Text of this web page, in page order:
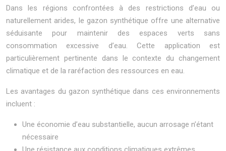
Dans les régions confrontées à des restrictions d’eau ou
naturellement arides, le gazon synthétique offre une alternative
séduisante pour maintenir des espaces verts sans
consommation excessive d’eau. Cette application est
particulièrement pertinente dans le contexte du changement
climatique et de la raréfaction des ressources en eau.
Les avantages du gazon synthétique dans ces environnements
incluent :
Une économie d’eau substantielle, aucun arrosage n’étant
nécessaire